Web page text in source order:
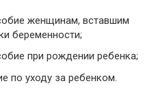
женщинам, вставшим
беременности;
при рождении ребенка;
по уходу за ребенком.